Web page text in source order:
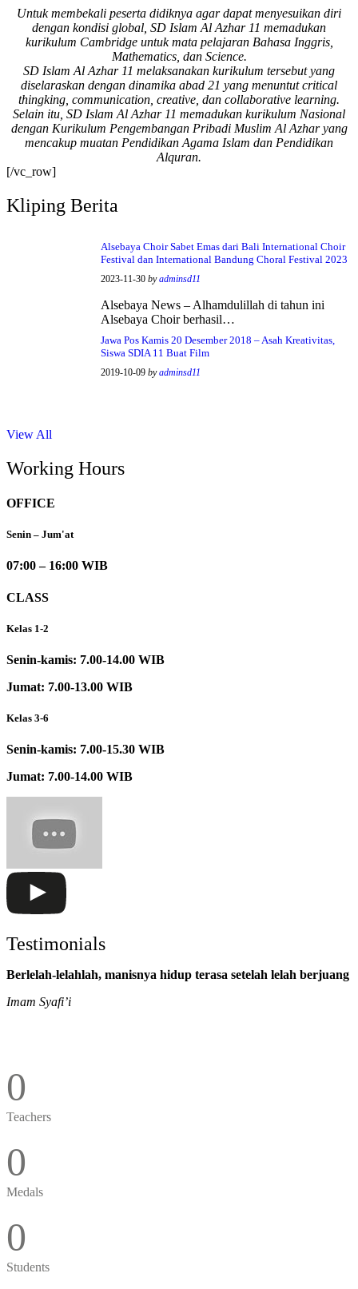
Bismillah, semoga
setiap langkah
menjadi ladang
kebaikan🌱
#SDIAIAzhar11Surab
aya #DiklatTakmir
#PemimpinMuda
#Berakhlak Mulia
#surabaya #sekolah
#sekolahdasar
Untuk membekali peserta didiknya agar dapat menyesuikan diri
dengan kondisi global, SD Islam Al Azhar 11 memadukan
kurikulum Cambridge untuk mata pelajaran Bahasa Inggris,
Mathematics, dan Science.
SD Islam Al Azhar 11 melaksanakan kurikulum tersebut yang
diselaraskan dengan dinamika abad 21 yang menuntut critical
thingking, communication, creative, dan collaborative learning.
Selain itu, SD Islam Al Azhar 11 memadukan kurikulum Nasional
dengan Kurikulum Pengembangan Pribadi Muslim Al Azhar yang
mencakup muatan Pendidikan Agama Islam dan Pendidikan
Alquran.
[/vc_row]
Kliping Berita
Alsebaya Choir Sabet Emas dari Bali International Choir
Festival dan International Bandung Choral Festival 2023
2023-11-30 byadminsd11
Alsebaya News – Alhamdulillah di tahun ini
Alsebaya Choir berhasil…
Jawa Pos Kamis 20 Desember 2018 – Asah Kreativitas,
Siswa SDIA 11 Buat Film
2019-10-09 byadminsd11
View All
Working Hours
OFFICE
Senin – Jum'at
07:00 – 16:00 WIB
CLASS
Kelas 1-2
Senin-kamis: 7.00-14.00 WIB
Jumat: 7.00-13.00 WIB
Kelas 3-6
Senin-kamis: 7.00-15.30 WIB
Jumat: 7.00-14.00 WIB
Testimonials
Berlelah-lelahlah, manisnya hidup terasa setelah lelah berjuang
Imam Syafi’i
0
Teachers
0
Medals
0
Students